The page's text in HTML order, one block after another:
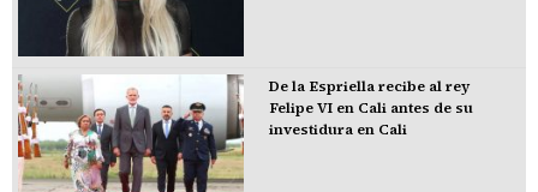
De la Espriella recibe al rey
Felipe VI en Cali antes de su
investidura en Cali